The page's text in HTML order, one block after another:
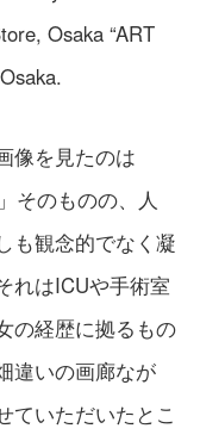
Osaka “ART
像を見たのは
そのものの、人
も観念的でなく凝
れはICUや手術室
の経歴に拠るもの
違いの画廊なが
ていただいたとこ